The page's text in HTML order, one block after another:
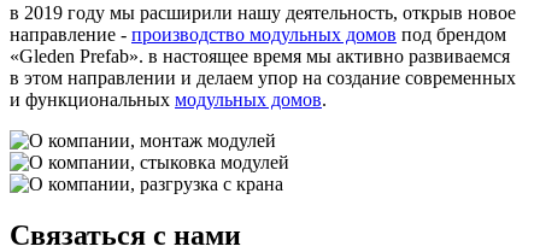
в 2019 году мы расширили нашу деятельность, открыв новое
направление - производство модульных домов под брендом
«Gleden Prefab». в настоящее время мы активно развиваемся
в этом направлении и делаем упор на создание современных
и функциональных модульных домов.
Связаться с нами